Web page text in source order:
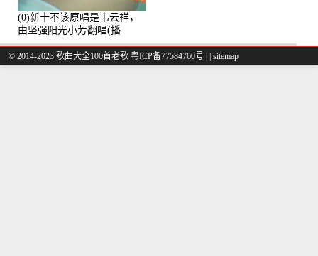
(0)新十不该原唱是韦云祥，
由坚强阳光小芳翻唱(播
放:49861)
© 2014-2023 歌曲大全100首老歌 粤ICP备77584760号 sitemap